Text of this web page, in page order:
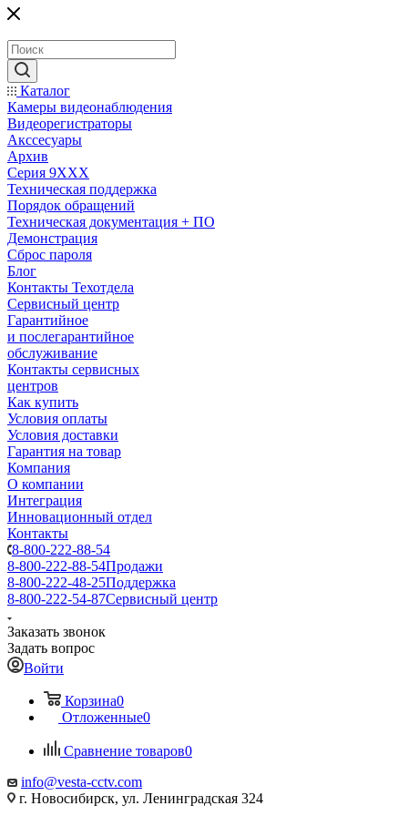
Каталог
Камеры видеонаблюдения
Видеорегистраторы
Акссесуары
Архив
Серия 9XXX
Техническая поддержка
Порядок обращений
Техническая документация + ПО
Демонстрация
Сброс пароля
Блог
Контакты Техотдела
Сервисный центр
Гарантийное
и послегарантийное
обслуживание
Контакты сервисных
центров
Как купить
Условия оплаты
Условия доставки
Гарантия на товар
Компания
О компании
Интеграция
Инновационный отдел
Контакты
8-800-222-88-54
8-800-222-88-54Продажи
8-800-222-48-25Поддержка
8-800-222-54-87Сервисный центр
Заказать звонок
Задать вопрос
Войти
Корзина0
Отложенные0
Сравнение товаров0
info@vesta-cctv.com
г. Новосибирск, ул. Ленинградская 324